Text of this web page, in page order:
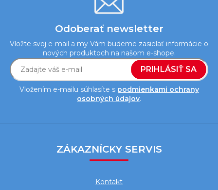
Odoberať newsletter
Vložte svoj e-mail a my Vám budeme zasielať informácie o
nových produktoch na našom e-shope.
Vložením e-mailu súhlasíte s podmienkami ochrany
osobných údajov.
PRIHLÁSIŤ SA
ZÁKAZNÍCKY SERVIS
Kontakt